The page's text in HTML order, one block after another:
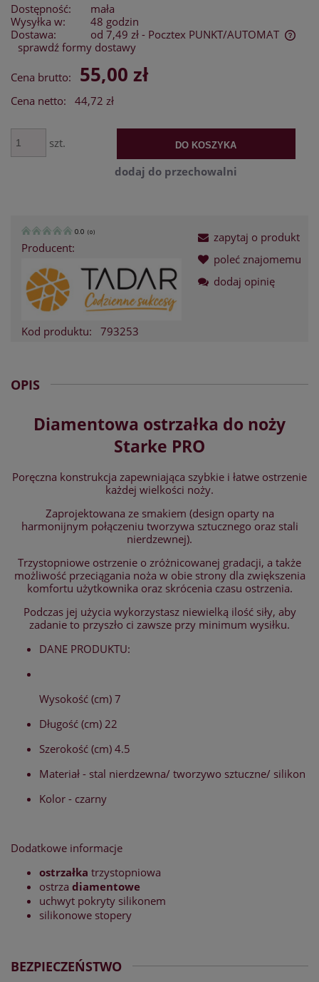
Dostępność:
mała
Wysyłka w:
48 godzin
Dostawa:
od 7,49 zł - Pocztex PUNKT/AUTOMAT
Cena nie zawiera ewentualnych kosztów płatności
sprawdź formy dostawy
Cena brutto: 55,00 zł
Cena netto: 44,72 zł
szt. DO KOSZYKA
dodaj do przechowalni
0.0 (0)
Producent:
Kod produktu: 793253
zapytaj o produkt
poleć znajomemu
dodaj opinię
OPIS
Diamentowa ostrzałka do noży
Starke PRO
Poręczna konstrukcja zapewniająca szybkie i łatwe ostrzenie
każdej wielkości noży.
Zaprojektowana ze smakiem (design oparty na
harmonijnym połączeniu tworzywa sztucznego oraz stali
nierdzewnej).
Trzystopniowe ostrzenie o zróżnicowanej gradacji, a także
możliwość przeciągania noża w obie strony dla zwiększenia
komfortu użytkownika oraz skrócenia czasu ostrzenia.
Podczas jej użycia wykorzystasz niewielką ilość siły, aby
zadanie to przyszło ci zawsze przy minimum wysiłku.
DANE PRODUKTU:
Wysokość (cm) 7
Długość (cm) 22
Szerokość (cm) 4.5
Materiał - stal nierdzewna/ tworzywo sztuczne/ silikon
Kolor - czarny
Dodatkowe informacje
ostrzałka trzystopniowa
ostrza diamentowe
uchwyt pokryty silikonem
silikonowe stopery
BEZPIECZEŃSTWO